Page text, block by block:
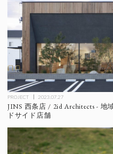
PROJECT 2023.07.27
JINS 西条店 / 2id Architects - 地
ドサイド店舗